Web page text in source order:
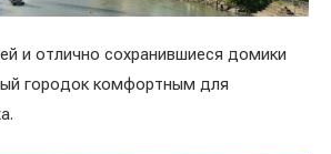
и отлично сохранившиеся домики
городок комфортным для